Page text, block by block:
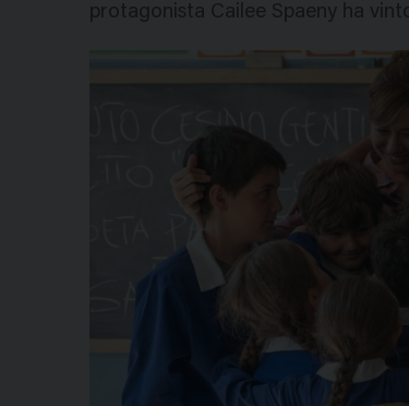
protagonista Cailee Spaeny ha